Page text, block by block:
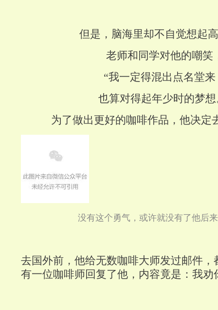
但是，脑海里却不自觉想起
老师和同学对他的嘲笑
“我一定得混出点名堂来
也算对得起年少时的梦想
为了做出更好的咖啡作品，他决定
没有这个勇气，或许就没有了他后
去国外前，他给无数咖啡大师发过邮件，
有一位咖啡师回复了他，内容竟是：我劝